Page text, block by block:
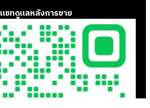
แชทดูแลหลังการขาย